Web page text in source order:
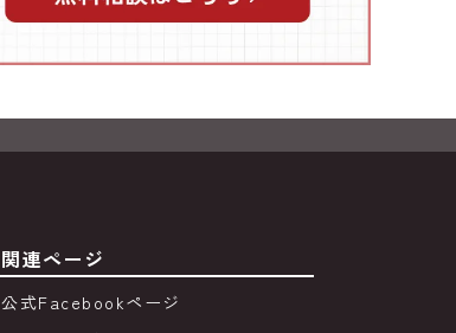
関連ページ
公式Facebookページ